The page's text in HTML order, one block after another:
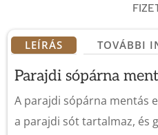
LEÍRÁS TOVÁBBI
Parajdi sópárna
A parajdi sópárna mentás
a parajdi sót tartalmaz, és